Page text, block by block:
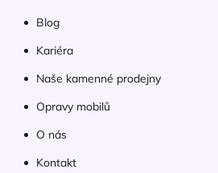
Blog
Kariéra
Naše kamenné prodejny
Opravy mobilů
O nás
Kontakt